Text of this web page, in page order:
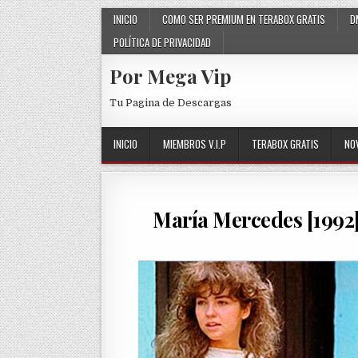
Skip to content INICIO COMO SER PREMIUM EN TERABOX GRATIS
POLÍTICA DE PRIVACIDAD
Por Mega Vip
Tu Pagina de Descargas
INICIO MIEMBROS V.I.P TERABOX GRATIS
María Mercedes